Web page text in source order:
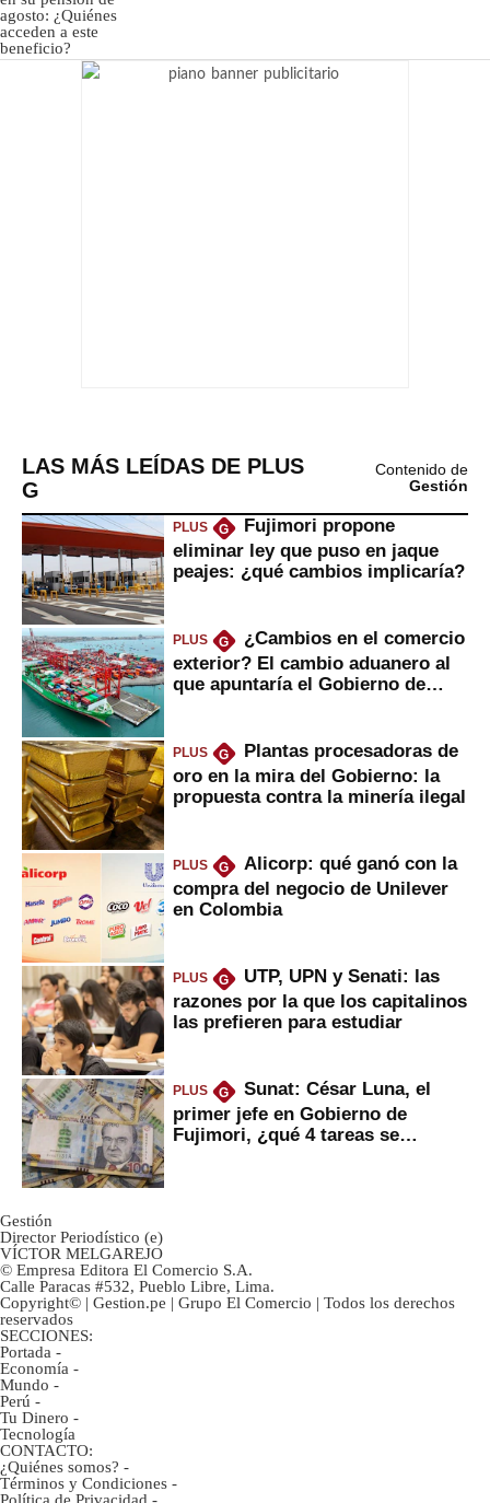
LAS MÁS LEÍDAS DE PLUS
G
Contenido de
Gestión
PLUS G
Fujimori propone
eliminar ley que puso en jaque
peajes: ¿qué cambios implicaría?
PLUS G
¿Cambios en el comercio
exterior? El cambio aduanero al
que apuntaría el Gobierno de
PLUS G
Plantas procesadoras de
oro en la mira del Gobierno: la
propuesta contra la minería ilegal
PLUS G
Alicorp: qué ganó con la
compra del negocio de Unilever
en Colombia
PLUS G
UTP, UPN y Senati: las
razones por la que los capitalinos
las prefieren para estudiar
PLUS G
Sunat: César Luna, el
primer jefe en Gobierno de
Fujimori, ¿qué 4 tareas se
Gestión
Director Periodístico (e)
VÍCTOR MELGAREJO
© Empresa Editora El Comercio S.A.
Calle Paracas #532, Pueblo Libre, Lima.
Copyright© | Gestion.pe | Grupo El Comercio | Todos los derechos
reservados
SECCIONES:
Portada -
Economía -
Mundo -
Perú -
Tu Dinero -
Tecnología
CONTACTO:
¿Quiénes somos? -
Términos y Condiciones -